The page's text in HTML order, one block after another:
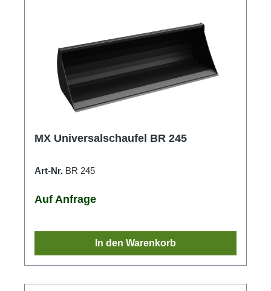
MX Universalschaufel BR 245
Art-Nr. BR 245
Auf Anfrage
In den Warenkorb